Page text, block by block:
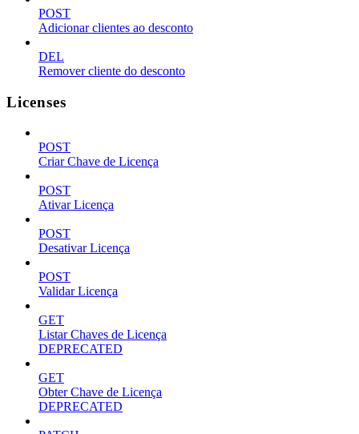
POST
Adicionar clientes ao desconto
DEL
Remover cliente do desconto
Licenses
POST
Criar Chave de Licença
POST
Ativar Licença
POST
Desativar Licença
POST
Validar Licença
GET
Listar Chaves de Licença
DEPRECATED
GET
Obter Chave de Licença
DEPRECATED